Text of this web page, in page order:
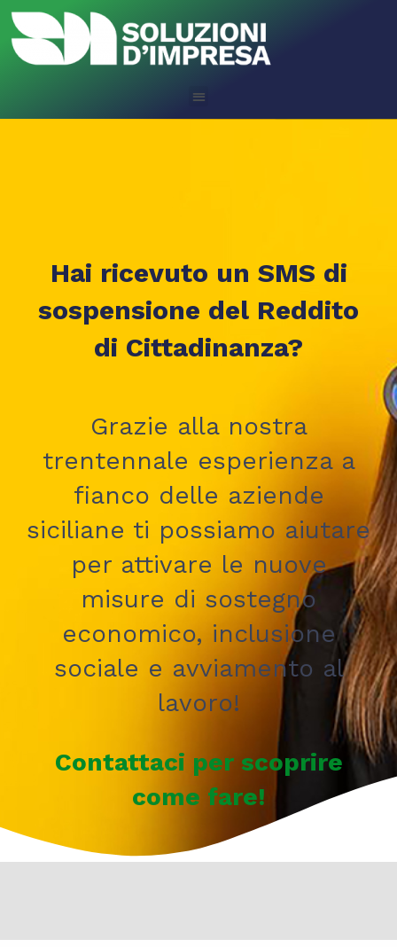
Hai ricevuto un SMS di
sospensione del Reddito
di Cittadinanza?
Grazie alla nostra
trentennale esperienza a
fianco delle aziende
siciliane ti possiamo aiutare
per attivare le nuove
misure di sostegno
economico, inclusione
sociale e avviamento al
lavoro!
Contattaci per scoprire
come fare!